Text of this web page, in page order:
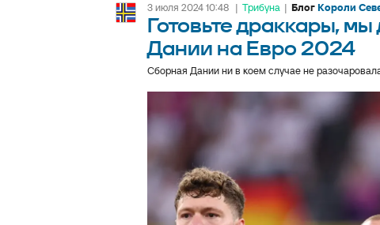
3 июля 2024 10:48 | Трибуна | БлогКороли
Готовьте драккары,
Дании на Евро 2024
Сборная Дании ни в коем случае не